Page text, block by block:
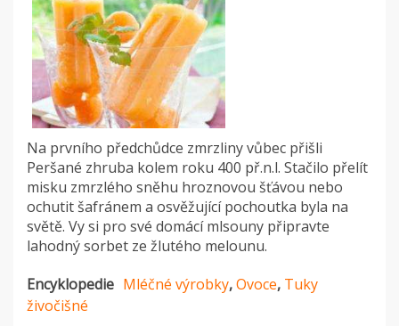
Na prvního předchůdce zmrzliny vůbec přišli
Peršané zhruba kolem roku 400 př.n.l. Stačilo přelít
misku zmrzlého sněhu hroznovou šťávou nebo
ochutit šafránem a osvěžující pochoutka byla na
světě. Vy si pro své domácí mlsouny připravte
lahodný sorbet ze žlutého melounu.
Encyklopedie Mléčné výrobky,Ovoce, Tuky
živočišné